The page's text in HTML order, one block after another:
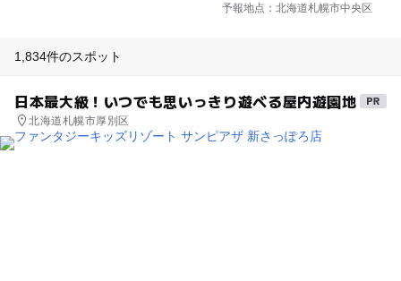
予報地点：北海道札幌市中央区
1,834件のスポット
日本最大級！いつでも思いっきり遊べる屋内遊園地
北海道札幌市厚別区